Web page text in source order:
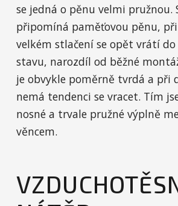
se jedná o pěnu velmi pružnou.
připomíná paměťovou pěnu,
velkém stlačení se opět vrátí
stavu, narozdíl od běžné
je obvykle poměrně tvrdá a při
nemá tendenci se vracet. Tím
nosné a trvale pružné výplně
věncem.